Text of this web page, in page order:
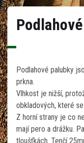
Podlahové palubky
prkna.
Vlhkost je nižší,
obkladových, které
Z horní strany je co
mají pero a drážku.
tloušťkách. Tenčí